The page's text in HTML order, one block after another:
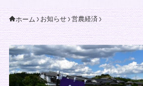
ホーム お知らせ 営農経済